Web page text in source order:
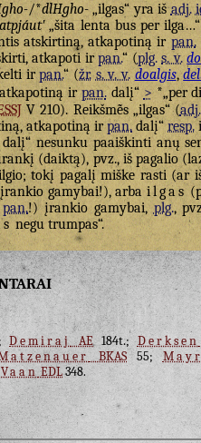
/*dlHgho-„ilgas“ yra išadj.
„šita lenta bus per
atskirtiną, atkapotiną ir pan.
atkapoti irpan.“ (plg. s. v.
irpan.“ (žr. s. v. v. doalgis,
irpan.dalį“ >*„per
V 210). Reikšmė̃s „ilgas“ (adj.
atkapotiną irpan. dalį“ resp.
nesunku paaiškinti anų
(daiktą), pvz., iš pagalio
tokį pagalį miške rasti (ar
gamybai!), arba ilgas
pan.!) įrankio gamybai, plg.,
negu trumpas“.
Demiraj AE184t.;Derksen
BKAS55;
Vaan EDL348.